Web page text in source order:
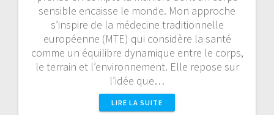
sensible encaisse le monde. Mon approche
s’inspire de la médecine traditionnelle
européenne (MTE) qui considère la santé
comme un équilibre dynamique entre le corps,
le terrain et l’environnement. Elle repose sur
l’idée que…
LIRE LA SUITE